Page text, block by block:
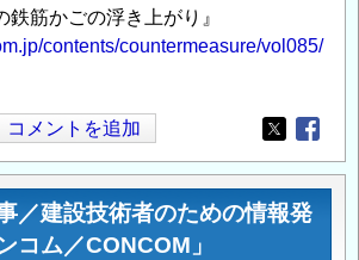
筋かごの浮き上がり』
contents/countermeasure/vol085/
コメントを追加
Opens in
／建設技術者のための情報発
コム／CONCOM」